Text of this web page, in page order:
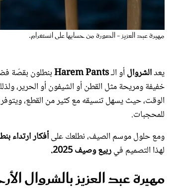
مهيرة عبد العزيز - الصورة من حسابها على انستغرام.
يعدالشروالأو الـHarem Pantsبنطلون بقصّة
خفيفة ومريحة مثل القطن أو الشيفون أو الحرير،
الوقت، حيث يسهل تنسيقه مع كثير من القطع، ويتوفر
للمحجبات.
ومع حلول موسم الصيف، نطلعك علىأفكار ارتداء
لهذا التصميم فيربيع وصيف 2025.
مهيرة عبد العزيز بالشروال